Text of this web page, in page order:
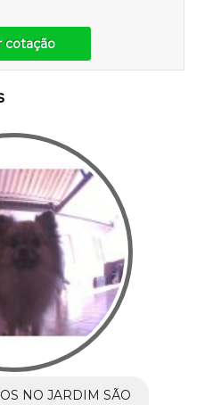
cotação
NO JARDIM SÃO